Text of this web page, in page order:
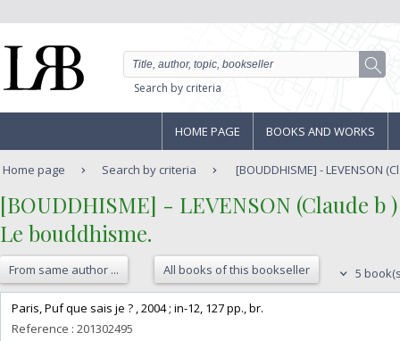
Search by criteria
HOME PAGE BOOKS AND WORKS
Home page Search by criteria [BOUDDHISME] - LEVENSON
‎[BOUDDHISME] - LEVENSON (Claude b
‎Le bouddhisme. ‎
From same author ... All books of this bookseller 5
‎Paris, Puf que sais je ? , 2004 ; in-12, 127 pp., br.‎
Reference : 201302495